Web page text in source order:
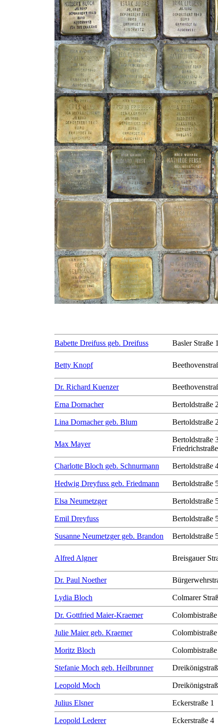
Babette Dreifuss geb. Dreifuss Basler Straße
Betty Knopf
Dr. Richard Kuenzer
Erna Dornacher Bertoldstraße
Lina Dornacher geb. Blum Bertoldstraße
Max Mayer
Bertoldstraße
Charlotte Bloch geb. Schnurmann Bertoldstraße
Hedwig Dreyfuss geb. Friedmann Bertoldstraße
Elsa Neumetzger Bertoldstraße
Emil Dreyfuss Bertoldstraße
Susanne Neumetzger geb. Brandon Bertoldstraße
Alfred Algner Breisgauer
Dr. Paul Noether
Lydia Bloch Colmarer
Dr. Gottfried Maier-Kraemer
Julie Maier geb. Kraemer
Moritz Bloch
Stefanie Moch geb. Heilbrunner
Leopold Moch
Julius Elsner Eckerstraße 1
Leopold Lederer Eckerstraße 4